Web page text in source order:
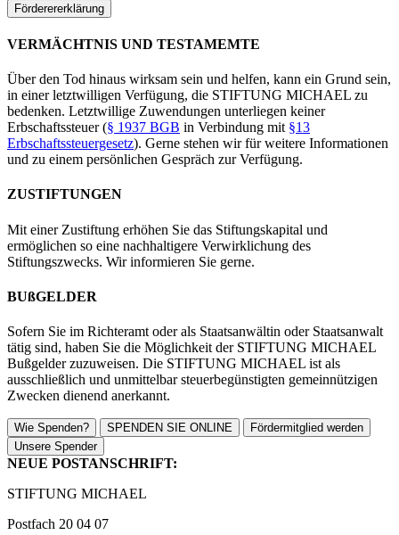
Förderererklärung
VERMÄCHTNIS UND TESTAMEMTE
Über den Tod hinaus wirksam sein und helfen, kann ein Grund sein,
in einer letztwilligen Verfügung, die STIFTUNG MICHAEL zu
bedenken. Letztwillige Zuwendungen unterliegen keiner
Erbschaftssteuer (§ 1937 BGB in Verbindung mit §13
Erbschaftssteuergesetz). Gerne stehen wir für weitere Informationen
und zu einem persönlichen Gespräch zur Verfügung.
ZUSTIFTUNGEN
Mit einer Zustiftung erhöhen Sie das Stiftungskapital und
ermöglichen so eine nachhaltigere Verwirklichung des
Stiftungszwecks. Wir informieren Sie gerne.
BUßGELDER
Sofern Sie im Richteramt oder als Staatsanwältin oder Staatsanwalt
tätig sind, haben Sie die Möglichkeit der STIFTUNG MICHAEL
Bußgelder zuzuweisen. Die STIFTUNG MICHAEL ist als
ausschließlich und unmittelbar steuerbegünstigten gemeinnützigen
Zwecken dienend anerkannt.
Wie Spenden? SPENDEN SIE ONLINE
Fördermitglied werden
Unsere Spender
NEUE POSTANSCHRIFT:
STIFTUNG MICHAEL
Postfach 20 04 07